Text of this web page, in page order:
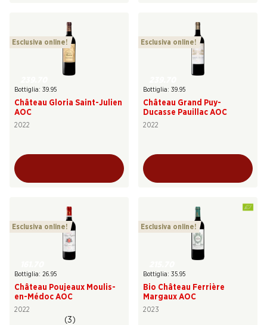
Esclusiva online!
Bottiglia: 39.95
Château Gloria Saint-Julien
AOC
2022
Esclusiva online!
Bottiglia: 39.95
Château Grand Puy-
Ducasse Pauillac AOC
2022
Esclusiva online!
Bottiglia: 26.95
Château Poujeaux Moulis-
en-Médoc AOC
2022
(3)
Esclusiva online!
Bottiglia: 35.95
Bio Château Ferrière
Margaux AOC
2023